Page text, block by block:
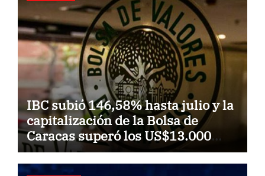
IBC subió 146,58% hasta julio y la
capitalización de la Bolsa de
Caracas superó los US$13.000
millones